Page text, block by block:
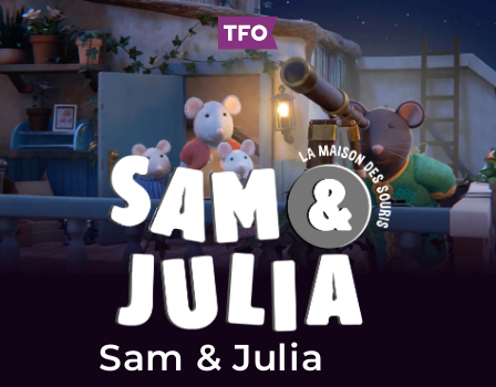
Sam & Julia